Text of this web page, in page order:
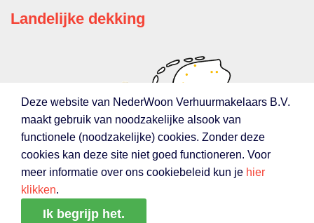
Landelijke dekking
Deze website van NederWoon Verhuurmakelaars B.V.
maakt gebruik van noodzakelijke alsook van
functionele (noodzakelijke) cookies. Zonder deze
cookies kan deze site niet goed functioneren. Voor
meer informatie over ons cookiebeleid kun je hier
klikken.
Ik begrijp het.